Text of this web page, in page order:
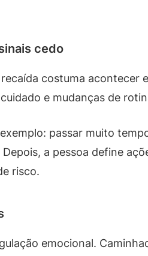
cedo
costuma acontecer
e mudanças de
passar muito
a pessoa define
risco.
emocional.